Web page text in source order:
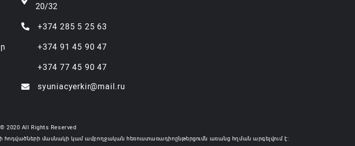
նախարարությունների անվանումները
20/32
+374 285 5 25 63
+374 91 45 90 47
+374 77 45 90 47
syuniacyerkir@mail.ru
2020 All Rights Reserved
մասնակի կամ ամբողջական հեռուստառադիոընթերցումն առանց հղման արգելվում է: